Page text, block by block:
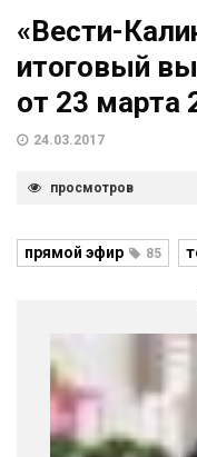
«Вести-
итоговый
от 23 марта
24.03.2017
просмотров
прямой эфир 85